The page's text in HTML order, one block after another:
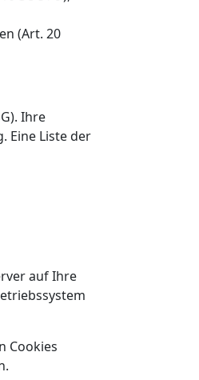
(Art. 20
Ihre
Eine Liste der
auf Ihre
Cookies